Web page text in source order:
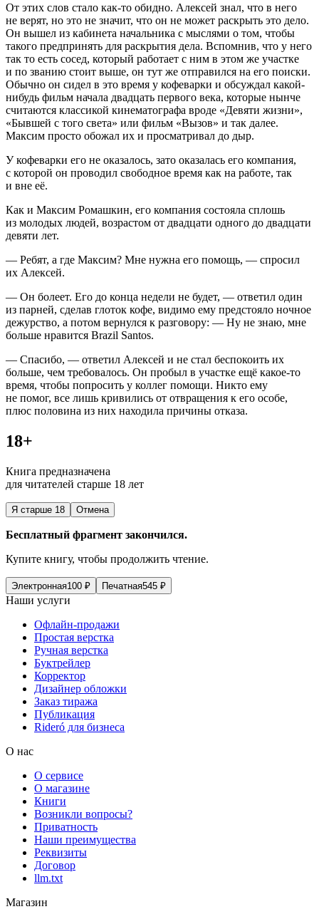
От этих слов стало как-то обидно. Алексей знал, что в него
не верят, но это не значит, что он не может раскрыть это дело.
Он вышел из кабинета начальника с мыслями о том, чтобы
такого предпринять для раскрытия дела. Вспомнив, что у него
так то есть сосед, который работает с ним в этом же участке
и по званию стоит выше, он тут же отправился на его поиски.
Обычно он сидел в это время у кофеварки и обсуждал какой-
нибудь фильм начала двадцать первого века, которые нынче
считаются классикой кинематографа вроде «Девяти жизни»,
«Бывшей с того света» или фильм «Вызов» и так далее.
Максим просто обожал их и просматривал до дыр.
У кофеварки его не оказалось, зато оказалась его компания,
с которой он проводил свободное время как на работе, так
и вне её.
Как и Максим Ромашкин, его компания состояла сплошь
из молодых людей, возрастом от двадцати одного до двадцати
девяти лет.
— Ребят, а где Максим? Мне нужна его помощь, — спросил
их Алексей.
— Он болеет. Его до конца недели не будет, — ответил один
из парней, сделав глоток кофе, видимо ему предстояло ночное
дежурство, а потом вернулся к разговору: — Ну не знаю, мне
больше нравится Brazil Santos.
— Спасибо, — ответил Алексей и не стал беспокоить их
больше, чем требовалось. Он пробыл в участке ещё какое-то
время, чтобы попросить у коллег помощи. Никто ему
не помог, все лишь кривились от отвращения к его особе,
плюс половина из них находила причины отказа.
18+
Книга предназначена
для читателей старше 18 лет
Я старше 18 Отмена
Бесплатный фрагмент закончился.
Купите книгу, чтобы продолжить чтение.
Электронная100 ₽ Печатная545 ₽
Наши услуги
Офлайн-продажи
Простая верстка
Ручная верстка
Буктрейлер
Корректор
Дизайнер обложки
Заказ тиража
Публикация
Rideró для бизнеса
О нас
О сервисе
О магазине
Книги
Возникли вопросы?
Приватность
Наши преимущества
Реквизиты
Договор
llm.txt
Магазин